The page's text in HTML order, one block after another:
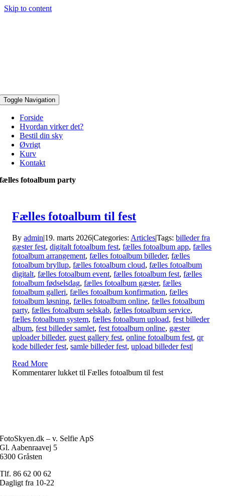
Skip to content
Toggle Navigation
Forside
Hvordan virker det?
Bestil din sky
Øvrigt
Kurv
Kontakt
fælles fotoalbum party
Fælles fotoalbum til fest
Byadmin|19. marts 2026|Categories: Articles|Tags:billeder fra
gæster fest,digitalt fotoalbum fest,fælles fotoalbum app,fælles
fotoalbum arrangement,fælles fotoalbum billeder,fælles
fotoalbum bryllup,fælles fotoalbum cloud,fælles fotoalbum
digitalt,fælles fotoalbum event,fælles fotoalbum fest,fælles
fotoalbum fødselsdag,fælles fotoalbum gæster,fælles
fotoalbum galleri,fælles fotoalbum konfirmation,fælles
fotoalbum løsning,fælles fotoalbum online,fælles fotoalbum
party,fælles fotoalbum selskab,fælles fotoalbum service,
fælles fotoalbum system,fælles fotoalbum upload,fest billeder
album,fest billeder samlet,fest fotoalbum online, gæster
uploader billeder, guest gallery fest,online fotoalbum fest,qr
kode billeder fest,samle billeder fest,upload billeder fest|
Read More
Kommentarer lukket til Fælles fotoalbum til fest
FotoSkyen.dk – v. Selfie ApS
Gl. Aabenraavej 5
6300 Gråsten
Tlf. 86 62 00 62
Dagligt fra 10-22